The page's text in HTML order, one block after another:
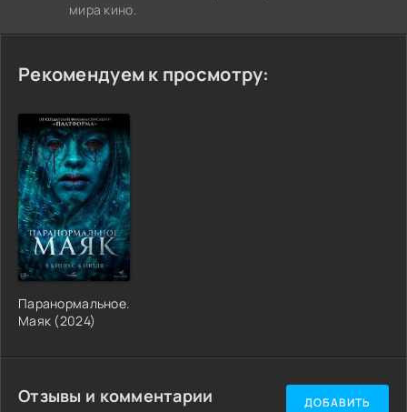
мира кино.
Рекомендуем к просмотру:
Паранормальное.
Маяк (2024)
Отзывы и комментарии ДОБАВИТЬ